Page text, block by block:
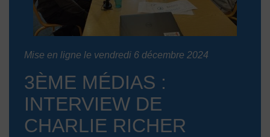
Mise en ligne le vendredi 6 décembre 2024
3ÈME MÉDIAS :
INTERVIEW DE
CHARLIE RICHER